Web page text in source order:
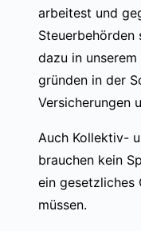
arbeitest und
Steuerbehörden
dazu in
gründen in der
Versicherungen
Auch Kollektiv-
brauchen kein
ein gesetzliches
müssen.